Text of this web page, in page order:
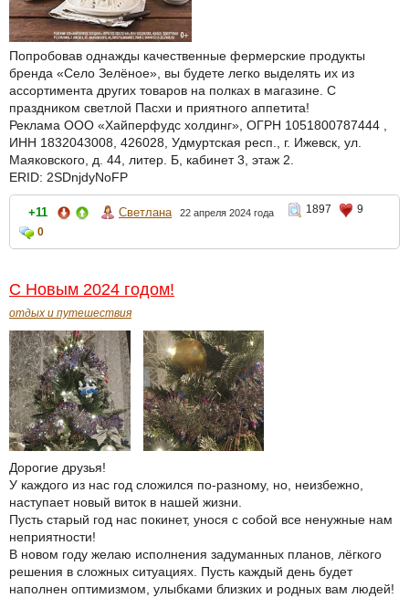
Попробовав однажды качественные фермерские продукты
бренда «Село Зелёное», вы будете легко выделять их из
ассортимента других товаров на полках в магазине. С
праздником светлой Пасхи и приятного аппетита!
Реклама ООО «Хайперфудс холдинг», ОГРН 1051800787444 ,
ИНН 1832043008, 426028, Удмуртская респ., г. Ижевск, ул.
Маяковского, д. 44, литер. Б, кабинет 3, этаж 2.
ERID: 2SDnjdyNoFP
+11 Светлана 22 апреля 2024 года 1897
9
0
С Новым 2024 годом!
отдых и путешествия
Дорогие друзья!
У каждого из нас год сложился по-разному, но, неизбежно,
наступает новый виток в нашей жизни.
Пусть старый год нас покинет, унося с собой все ненужные нам
неприятности!
В новом году желаю исполнения задуманных планов, лёгкого
решения в сложных ситуациях. Пусть каждый день будет
наполнен оптимизмом, улыбками близких и родных вам людей!